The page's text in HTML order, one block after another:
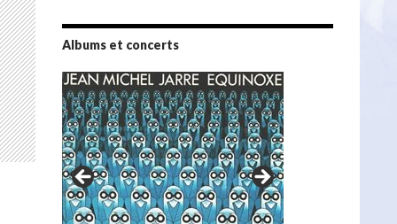
Albums et concerts